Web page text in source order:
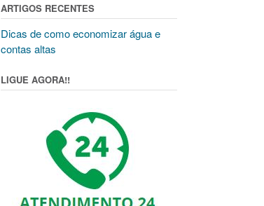
ARTIGOS RECENTES
Dicas de como economizar água e
contas altas
LIGUE AGORA!!